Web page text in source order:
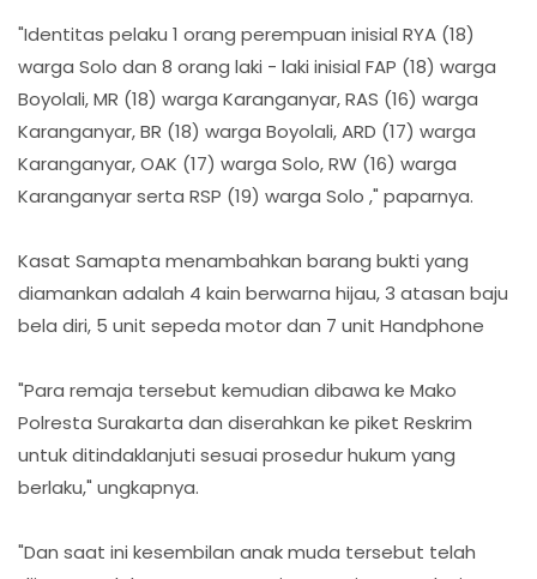
"Identitas pelaku 1 orang perempuan inisial RYA (18)
warga Solo dan 8 orang laki - laki inisial FAP (18) warga
Boyolali, MR (18) warga Karanganyar, RAS (16) warga
Karanganyar, BR (18) warga Boyolali, ARD (17) warga
Karanganyar, OAK (17) warga Solo, RW (16) warga
Karanganyar serta RSP (19) warga Solo ," paparnya.
Kasat Samapta menambahkan barang bukti yang
diamankan adalah 4 kain berwarna hijau, 3 atasan baju
bela diri, 5 unit sepeda motor dan 7 unit Handphone
"Para remaja tersebut kemudian dibawa ke Mako
Polresta Surakarta dan diserahkan ke piket Reskrim
untuk ditindaklanjuti sesuai prosedur hukum yang
berlaku," ungkapnya.
"Dan saat ini kesembilan anak muda tersebut telah